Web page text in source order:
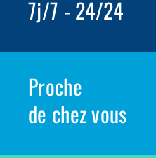
7j/7 - 24/24
Proche
de chez vous